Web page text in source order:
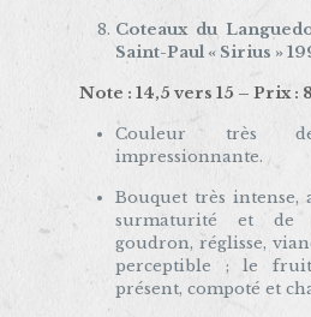
Coteaux du
Saint-Paul « Sirius »
Note : 14,5 vers 15 – Prix :
Couleur très
impressionnante.
Bouquet très intense,
surmaturité et de
goudron, réglisse,
perceptible ; le
présent, compoté et